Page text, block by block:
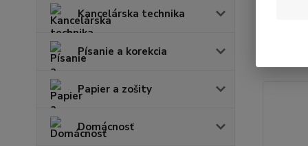
Kancelárska technika
Písanie a korekcia
Papier a zošity
Domácnosť